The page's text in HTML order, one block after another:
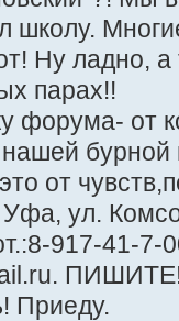
школу.
Ну ладно, а
парах!!
форума- от
нашей
от
ул.
917-41-7-
Приеду.